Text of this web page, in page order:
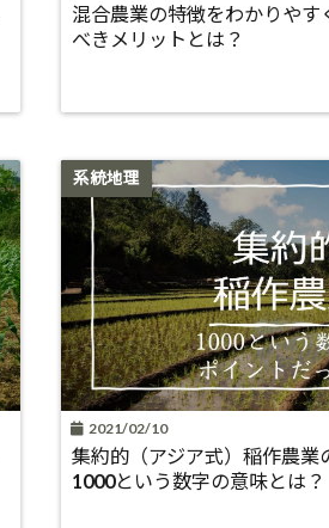
混合農業の特徴をわかりやす
べきメリットとは？
系統地理
2021/02/10
集約的（アジア式）稲作農業
1000という数字の意味とは？